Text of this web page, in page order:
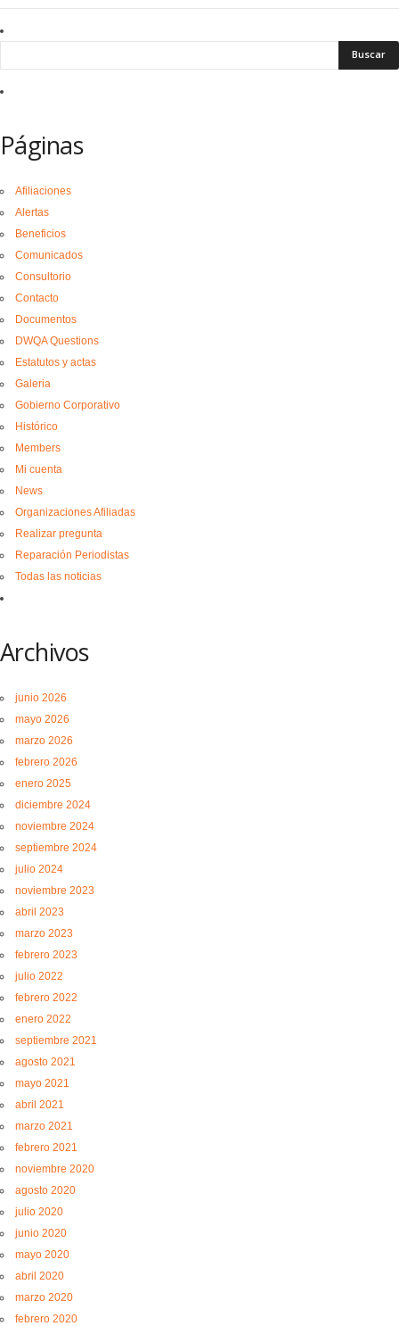
Páginas
Afiliaciones
Alertas
Beneficios
Comunicados
Consultorio
Contacto
Documentos
DWQA Questions
Estatutos y actas
Galeria
Gobierno Corporativo
Histórico
Members
Mi cuenta
News
Organizaciones Afiliadas
Realizar pregunta
Reparación Periodistas
Todas las noticias
Archivos
junio 2026
mayo 2026
marzo 2026
febrero 2026
enero 2025
diciembre 2024
noviembre 2024
septiembre 2024
julio 2024
noviembre 2023
abril 2023
marzo 2023
febrero 2023
julio 2022
febrero 2022
enero 2022
septiembre 2021
agosto 2021
mayo 2021
abril 2021
marzo 2021
febrero 2021
noviembre 2020
agosto 2020
julio 2020
junio 2020
mayo 2020
abril 2020
marzo 2020
febrero 2020